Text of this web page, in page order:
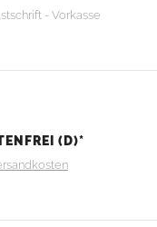
- Vorkasse
(D)*